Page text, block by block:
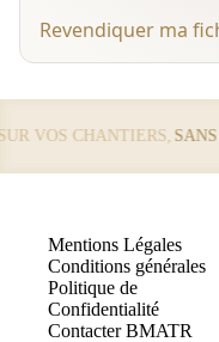
Revendiquer ma
VOS CHANTIERS, SANS
Mentions Légales
Conditions générales
Politique de
Confidentialité
Contacter BMATR